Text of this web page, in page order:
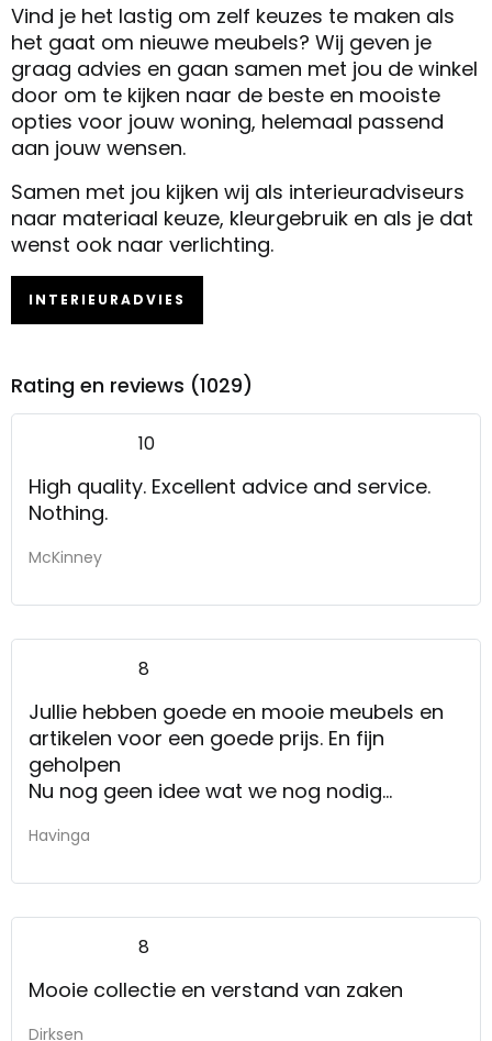
Vind je het lastig om zelf keuzes te maken als
het gaat om nieuwe meubels? Wij geven je
graag advies en gaan samen met jou de winkel
door om te kijken naar de beste en mooiste
opties voor jouw woning, helemaal passend
aan jouw wensen.
Samen met jou kijken wij als interieuradviseurs
naar materiaal keuze, kleurgebruik en als je dat
wenst ook naar verlichting.
INTERIEURADVIES
Rating en reviews (1029)
10
High quality. Excellent advice and service.
Nothing.
McKinney
8
Jullie hebben goede en mooie meubels en
artikelen voor een goede prijs. En fijn
geholpen
Nu nog geen idee wat we nog nodig
beter zouden kunnen helpen
Havinga
8
Mooie collectie en verstand van zaken
Dirksen